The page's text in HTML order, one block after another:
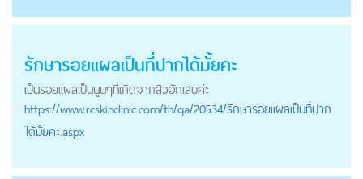
รักษารอยเเผลเป็นที่ปากได้มั้ยคะ
เป็นรอยเเผลเป็นนูนๆที่เกิดจากสิวอักเสบค่ะ
https://www.rcskinclinic.com/th/qa/20534/รักษารอยเเผลเป็นที่ปาก
ได้มั้ยคะ.aspx